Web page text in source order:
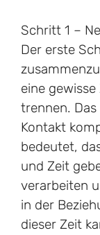
Schritt 1 –
Der erste
eine
trennen.
Kontakt
bedeutet,
und Zeit
verarbeiten
in der
dieser Zeit